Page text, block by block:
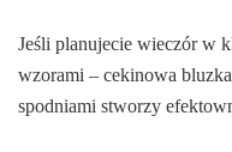
Jeśli planujecie wieczór w
wzorami – cekinowa
spodniami stworzy